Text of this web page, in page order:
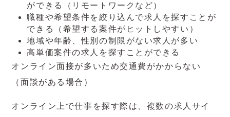
ができる（リモートワークなど）
職種や希望条件を絞り込んで求人を探すことが
できる（希望する案件がヒットしやすい）
地域や年齢、性別の制限がない求人が多い
高単価案件の求人を探すことができる
オンライン面接が多いため交通費がかからない
（面談がある場合）
オンライン上で仕事を探す際は、複数の求人サイ